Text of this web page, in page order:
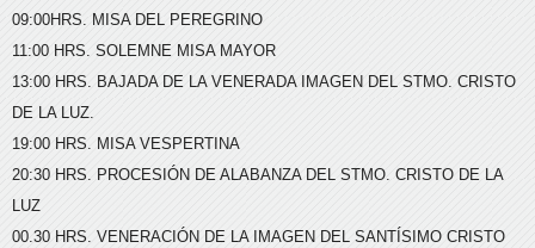
09:00HRS. MISA DEL PEREGRINO
11:00 HRS. SOLEMNE MISA MAYOR
13:00 HRS. BAJADA DE LA VENERADA IMAGEN DEL STMO. CRISTO
DE LA LUZ.
19:00 HRS. MISA VESPERTINA
20:30 HRS. PROCESIÓN DE ALABANZA DEL STMO. CRISTO DE LA
LUZ
00.30 HRS. VENERACIÓN DE LA IMAGEN DEL SANTÍSIMO CRISTO